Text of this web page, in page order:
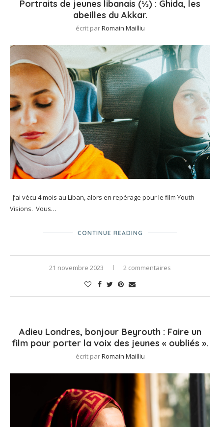
Portraits de jeunes libanais (⅓) : Ghida, les
abeilles du Akkar.
écrit parRomain Mailliu
J’ai vécu 4 mois au Liban, alors en repérage pour le film Youth
Visions. Vous…
CONTINUE READING
21 novembre 2023 2 commentaires
Adieu Londres, bonjour Beyrouth : Faire un
film pour porter la voix des jeunes « oubliés ».
écrit parRomain Mailliu